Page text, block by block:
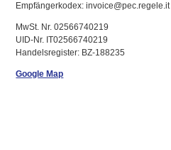
Empfängerkodex: invoice@pec.regele.it
MwSt. Nr. 02566740219
UID-Nr. IT02566740219
Handelsregister: BZ-188235
Google Map